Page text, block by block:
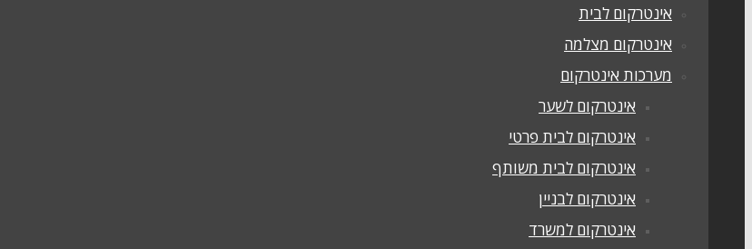
אינטרקום לבית
אינטרקום מצלמה
מערכות אינטרקום
אינטרקום לשער
אינטרקום לבית פרטי
אינטרקום לבית משותף
אינטרקום לבניין
אינטרקום למשרד